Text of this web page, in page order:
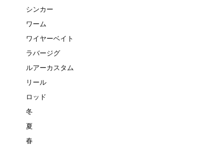
シンカー
ワーム
ワイヤーベイト
ラバージグ
ルアーカスタム
リール
ロッド
冬
夏
春